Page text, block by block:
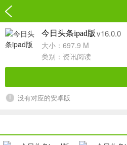
今日头条ipad版 v16.0.0
大小：697.9 M
类别： 资讯阅读
没有对应的安卓版